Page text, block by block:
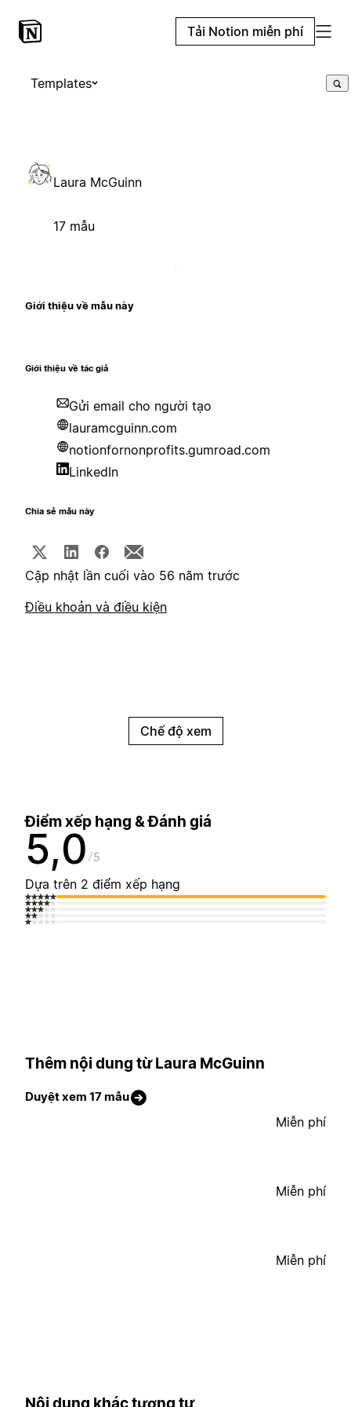
Tải Notion miễn phí
Templates
Laura McGuinn
17 mẫu
Giới thiệu về mẫu này
Giới thiệu về tác giả
Gửi email cho người tạo
lauramcguinn.com
notionfornonprofits.gumroad.com
LinkedIn
Chia sẻ mẫu này
Cập nhật lần cuối vào 56 năm trước
Điều khoản và điều kiện
Chế độ xem
Điểm xếp hạng & Đánh giá
5,0 5
Dựa trên 2 điểm xếp hạng
Thêm nội dung từ Laura McGuinn
Duyệt xem 17 mẫu
Miễn phí
Miễn phí
Miễn phí